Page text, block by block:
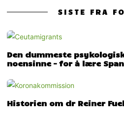
SISTE FRA
Den dummeste
noensinne – for å lære
Historien om dr Reiner